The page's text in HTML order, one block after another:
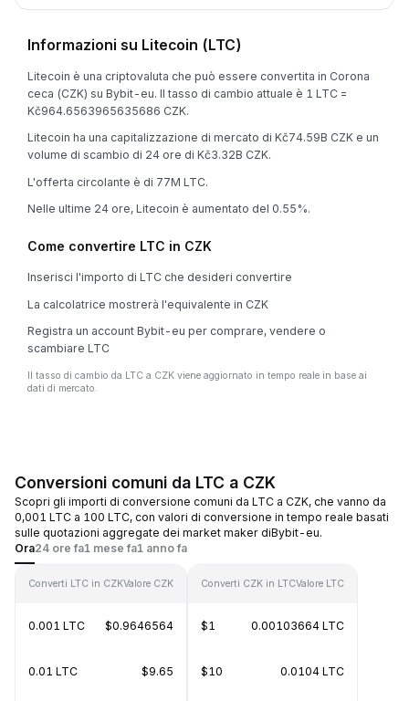
Informazioni su Litecoin (LTC)
Litecoin è una criptovaluta che può essere convertita in Corona
ceca (CZK) su Bybit-eu. Il tasso di cambio attuale è 1 LTC =
Kč964.6563965635686 CZK.
Litecoin ha una capitalizzazione di mercato di Kč74.59B CZK e un
volume di scambio di 24 ore di Kč3.32B CZK.
L'offerta circolante è di 77M LTC.
Nelle ultime 24 ore, Litecoin è aumentato del 0.55%.
Come convertire LTC in CZK
Inserisci l'importo di LTC che desideri convertire
La calcolatrice mostrerà l'equivalente in CZK
Registra un account Bybit-eu per comprare, vendere o
scambiare LTC
Il tasso di cambio da LTC a CZK viene aggiornato in tempo reale in base ai
dati di mercato.
Conversioni comuni da LTC a CZK
Scopri gli importi di conversione comuni da LTC a CZK, che vanno da
0,001 LTC a 100 LTC, con valori di conversione in tempo reale basati
sulle quotazioni aggregate dei market maker diBybit-eu.
Ora24 ore fa1 mese fa1 anno fa
Converti LTC in CZKValore CZK
0.001 LTC $0.9646564
0.01 LTC $9.65
Converti CZK in LTCValore LTC
$1 0.00103664 LTC
$10 0.0104 LTC